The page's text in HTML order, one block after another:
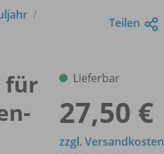
Teilen
für
Lieferbar
27,50 €
zzgl. Versandkosten